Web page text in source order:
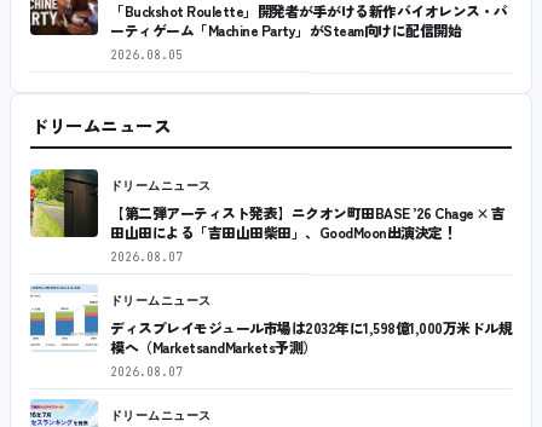
「Buckshot Roulette」開発者が手がける新作バイオレンス・パ
ーティゲーム「Machine Party」がSteam向けに配信開始
2026.08.05
ドリームニュース
ドリームニュース
【第二弾アーティスト発表】ニクオン町田BASE ’26 Chage × 吉
田山田による「吉田山田柴田」、GoodMoon出演決定！
2026.08.07
ドリームニュース
ディスプレイモジュール市場は2032年に1,598億1,000万米ドル規
模へ（MarketsandMarkets予測）
2026.08.07
ドリームニュース